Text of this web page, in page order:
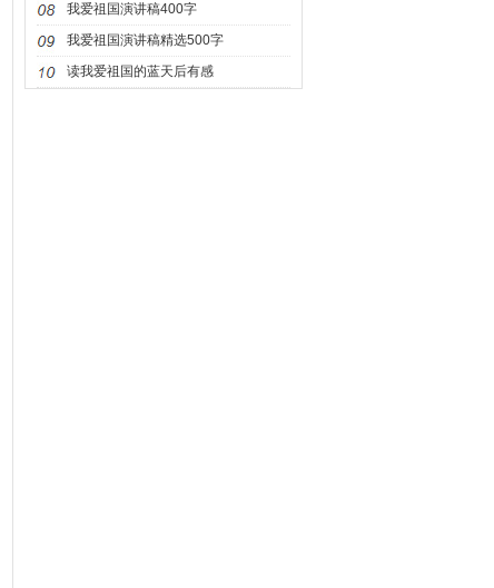
我爱祖国演讲稿400字
我爱祖国演讲稿精选500字
读我爱祖国的蓝天后有感